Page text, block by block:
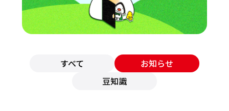
すべて
お知らせ
豆知識